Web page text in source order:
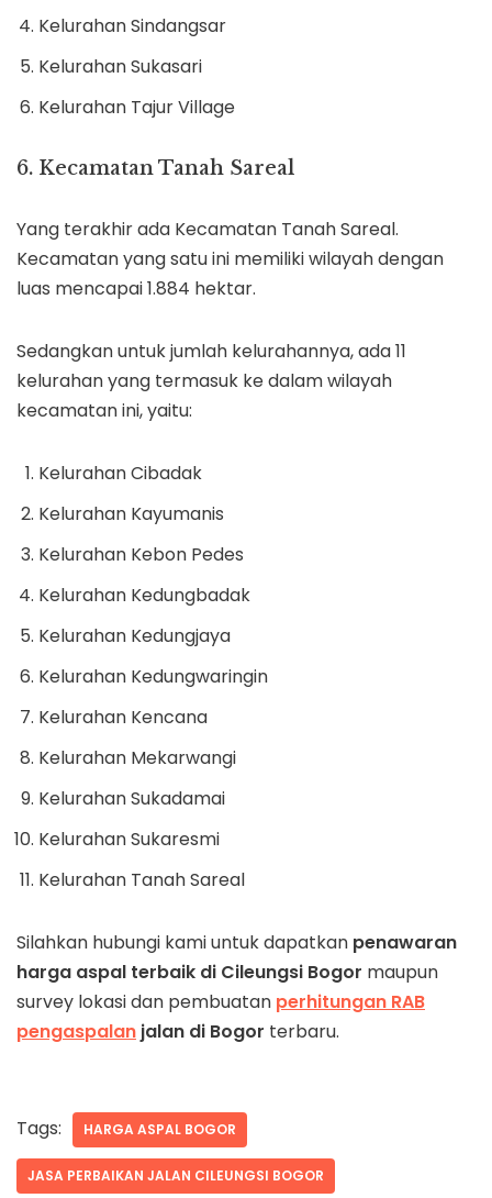
Kelurahan Sindangsar
Kelurahan Sukasari
Kelurahan Tajur Village
6. Kecamatan Tanah Sareal
Yang terakhir ada Kecamatan Tanah Sareal.
Kecamatan yang satu ini memiliki wilayah dengan
luas mencapai 1.884 hektar.
Sedangkan untuk jumlah kelurahannya, ada 11
kelurahan yang termasuk ke dalam wilayah
kecamatan ini, yaitu:
Kelurahan Cibadak
Kelurahan Kayumanis
Kelurahan Kebon Pedes
Kelurahan Kedungbadak
Kelurahan Kedungjaya
Kelurahan Kedungwaringin
Kelurahan Kencana
Kelurahan Mekarwangi
Kelurahan Sukadamai
Kelurahan Sukaresmi
Kelurahan Tanah Sareal
Silahkan hubungi kami untuk dapatkan penawaran
harga aspal terbaik di Cileungsi Bogor maupun
survey lokasi dan pembuatan perhitungan RAB
pengaspalan jalan di Bogor terbaru.
Tags: HARGA ASPAL BOGOR
JASA PERBAIKAN JALAN CILEUNGSI BOGOR